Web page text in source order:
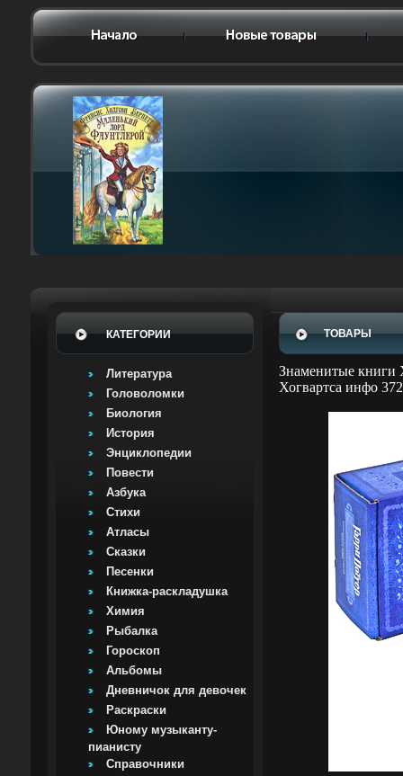
КАТЕГОРИИ
Литература
Головоломки
Биология
История
Энциклопедии
Повести
Азбука
Стихи
Атласы
Сказки
Песенки
Книжка-раскладушка
Химия
Рыбалка
Гороскоп
Альбомы
Дневничок для девочек
Раскраски
Юному музыканту-
пианисту
Справочники
ТОВАРЫ
Знаменитые книги
Хогвартса инфо